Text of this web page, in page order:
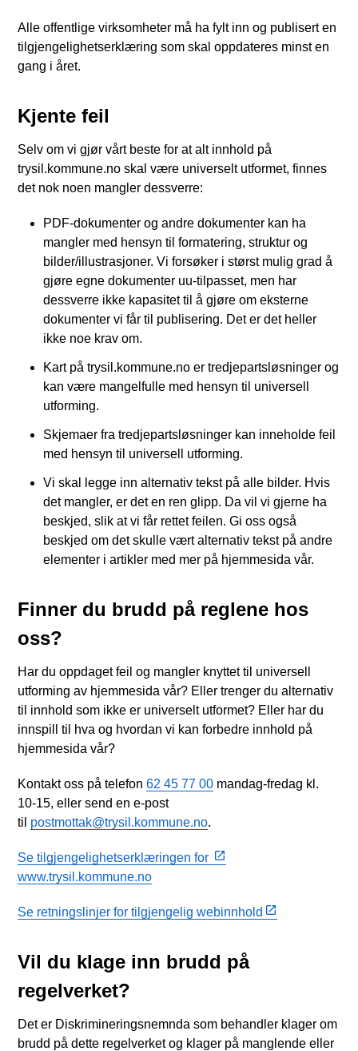
Alle offentlige virksomheter må ha fylt inn og publisert en
tilgjengelighetserklæring som skal oppdateres minst en
gang i året.
Kjente feil
Selv om vi gjør vårt beste for at alt innhold på
trysil.kommune.no skal være universelt utformet, finnes
det nok noen mangler dessverre:
PDF-dokumenter og andre dokumenter kan ha
mangler med hensyn til formatering, struktur og
bilder/illustrasjoner. Vi forsøker i størst mulig grad å
gjøre egne dokumenter uu-tilpasset, men har
dessverre ikke kapasitet til å gjøre om eksterne
dokumenter vi får til publisering. Det er det heller
ikke noe krav om.
Kart på trysil.kommune.no er tredjepartsløsninger og
kan være mangelfulle med hensyn til universell
utforming.
Skjemaer fra tredjepartsløsninger kan inneholde feil
med hensyn til universell utforming.
Vi skal legge inn alternativ tekst på alle bilder. Hvis
det mangler, er det en ren glipp. Da vil vi gjerne ha
beskjed, slik at vi får rettet feilen. Gi oss også
beskjed om det skulle vært alternativ tekst på andre
elementer i artikler med mer på hjemmesida vår.
Finner du brudd på reglene hos
oss?
Har du oppdaget feil og mangler knyttet til universell
utforming av hjemmesida vår? Eller trenger du alternativ
til innhold som ikke er universelt utformet? Eller har du
innspill til hva og hvordan vi kan forbedre innhold på
hjemmesida vår?
Kontakt oss på telefon62 45 77 00 mandag-fredag kl.
10-15, eller send en e-post
til postmottak@trysil.kommune.no.
Se tilgjengelighetserklæringen for
www.trysil.kommune.no
Se retningslinjer for tilgjengelig webinnhold
Vil du klage inn brudd på
regelverket?
Det er Diskrimineringsnemnda som behandler klager om
brudd på dette regelverket og klager på manglende eller